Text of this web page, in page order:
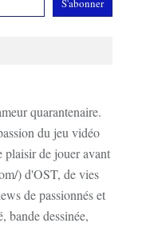
quarantenaire.
du jeu vidéo
de jouer avant
) d'OST, de vies
de passionnés et
bande dessinée,